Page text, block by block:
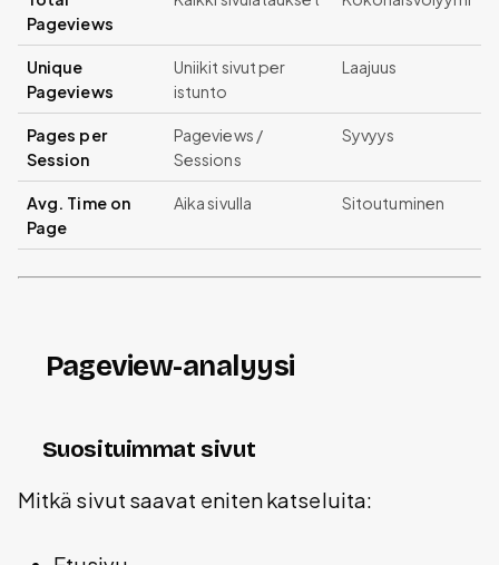
Pageviews
Unique
Pageviews
Uniikit sivut per
istunto
Laajuus
Pages per
Session
Pageviews /
Sessions
Syvyys
Avg. Time on
Page
Aika sivulla Sitoutuminen
Pageview-analyysi
Suosituimmat sivut
Mitkä sivut saavat eniten katseluita: